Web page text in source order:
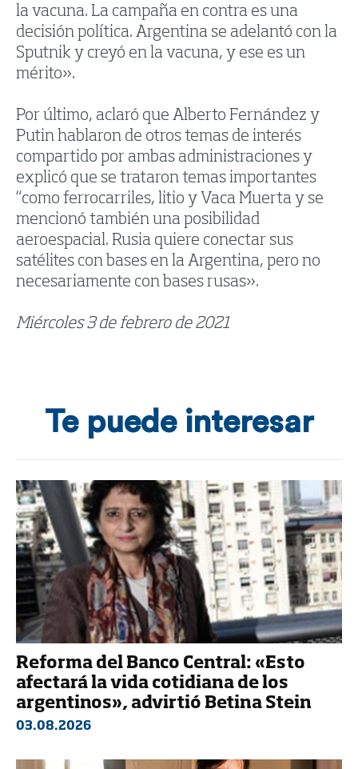
la vacuna. La campaña en contra es una
decisión política. Argentina se adelantó con la
Sputnik y creyó en la vacuna, y ese es un
mérito».
Por último, aclaró que Alberto Fernández y
Putin hablaron de otros temas de interés
compartido por ambas administraciones y
explicó que se trataron temas importantes
“como ferrocarriles, litio y Vaca Muerta y se
mencionó también una posibilidad
aeroespacial. Rusia quiere conectar sus
satélites con bases en la Argentina, pero no
necesariamente con bases rusas».
Miércoles 3 de febrero de 2021
Te puede interesar
Reforma del Banco Central: «Esto
afectará la vida cotidiana de los
argentinos», advirtió Betina Stein
03.08.2026